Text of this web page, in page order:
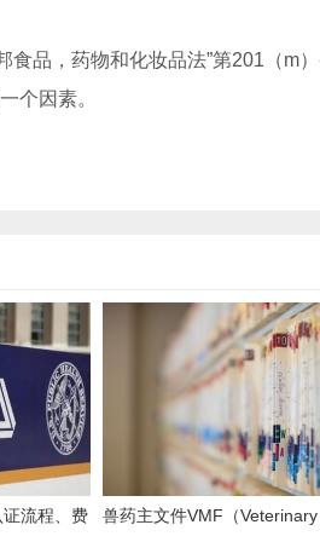
品，药物和化妆品法”第201（m
个因素。
流程、费 兽药主文件VMF（Veterinary